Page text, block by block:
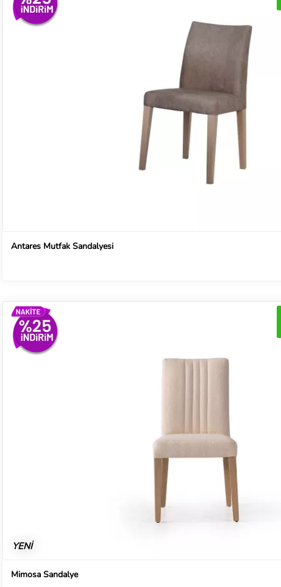
Antares Mutfak Sandalyesi
YENİ
Mimosa Sandalye